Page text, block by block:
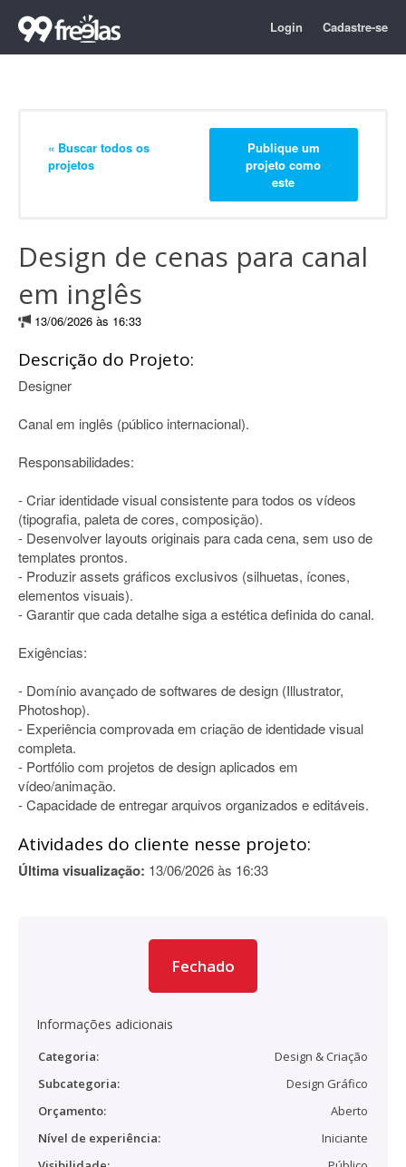
Login Cadastre-se
« Buscar todos os
projetos
Publique um
projeto como
este
Design de cenas para canal
em inglês
13/06/2026 às 16:33
Descrição do Projeto:
Designer
Canal em inglês (público internacional).
Responsabilidades:
- Criar identidade visual consistente para todos os vídeos
(tipografia, paleta de cores, composição).
- Desenvolver layouts originais para cada cena, sem uso de
templates prontos.
- Produzir assets gráficos exclusivos (silhuetas, ícones,
elementos visuais).
- Garantir que cada detalhe siga a estética definida do canal.
Exigências:
- Domínio avançado de softwares de design (Illustrator,
Photoshop).
- Experiência comprovada em criação de identidade visual
completa.
- Portfólio com projetos de design aplicados em
vídeo/animação.
- Capacidade de entregar arquivos organizados e editáveis.
Atividades do cliente nesse projeto:
Última visualização: 13/06/2026 às 16:33
Fechado
Informações adicionais
Categoria:
Design & Criação
Subcategoria:
Design Gráfico
Orçamento:
Aberto
Nível de experiência:
Iniciante